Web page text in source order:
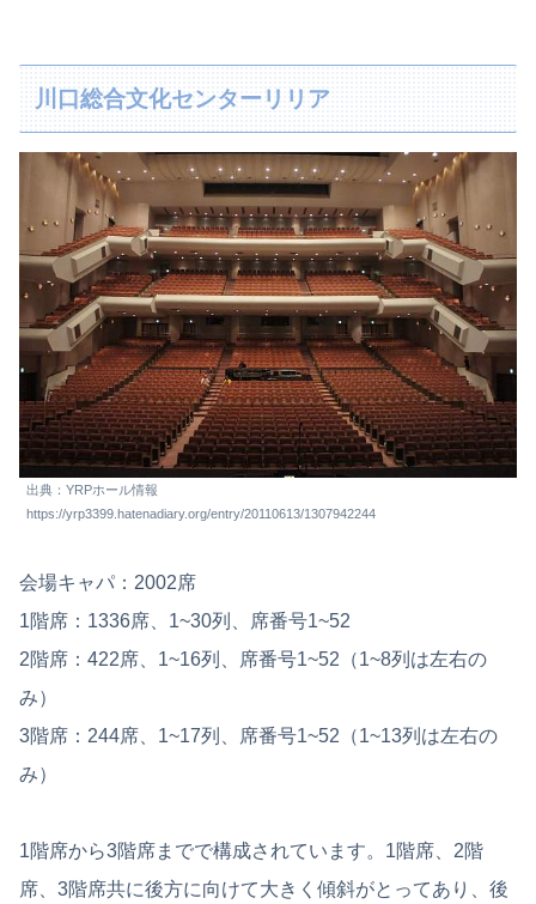
川口総合文化センターリリア
出典：YRPホール情報
https://yrp3399.hatenadiary.org/entry/20110613/1307942244
会場キャパ：2002席
1階席：1336席、1~30列、席番号1~52
2階席：422席、1~16列、席番号1~52（1~8列は左右の
み）
3階席：244席、1~17列、席番号1~52（1~13列は左右の
み）
1階席から3階席までで構成されています。1階席、2階
席、3階席共に後方に向けて大きく傾斜がとってあり、後